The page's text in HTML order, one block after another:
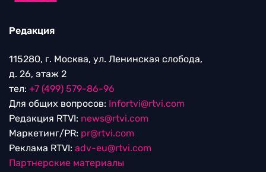
Редакция
115280, г. Москва, ул. Ленинская слобода,
д. 26, этаж 2
тел: +7 (499) 579-86-96
Для общих вопросов: Infortvi@rtvi.com
Редакция RTVI: news@rtvi.com
Маркетинг/PR: pr@rtvi.com
Реклама RTVI: adv-eu@rtvi.com
Партнерские материалы